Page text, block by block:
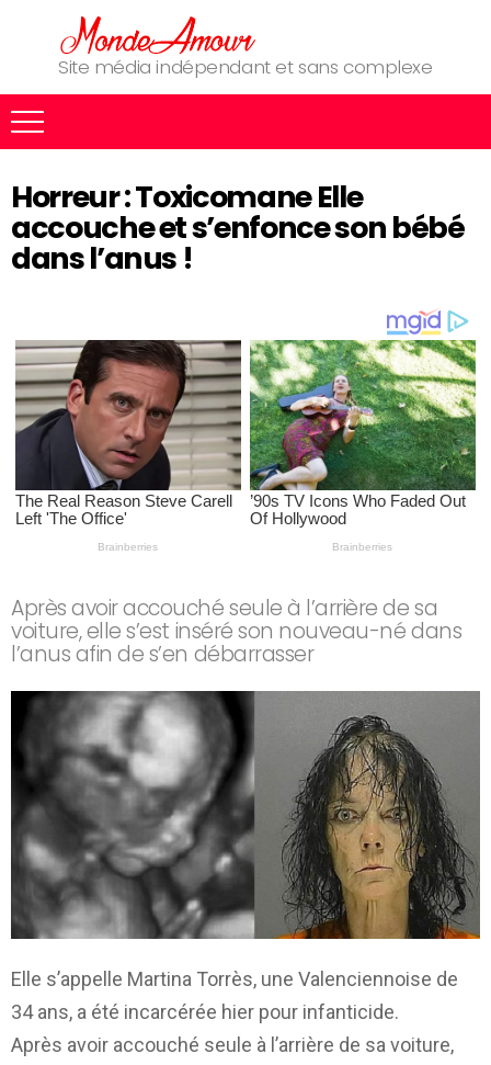
Site média indépendant et sans complexe
Horreur : Toxicomane Elle
accouche et s’enfonce son bébé
dans l’anus !
Après avoir accouché seule à l’arrière de sa
voiture, elle s’est inséré son nouveau-né dans
l’anus afin de s’en débarrasser
Elle s’appelle Martina Torrès, une Valenciennoise de
34 ans, a été incarcérée hier pour infanticide.
Après avoir accouché seule à l’arrière de sa voiture,